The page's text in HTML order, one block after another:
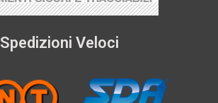
Spedizioni Veloci